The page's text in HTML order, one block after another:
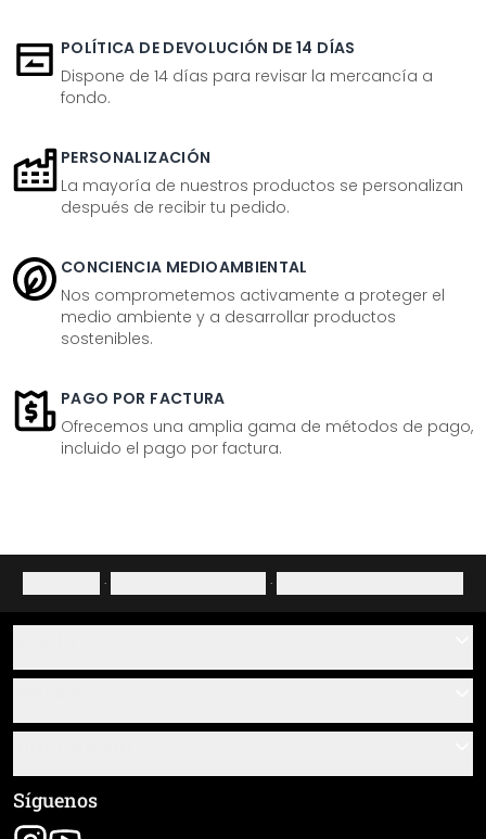
POLÍTICA DE DEVOLUCIÓN DE 14 DÍAS
Dispone de 14 días para revisar la mercancía a
fondo.
PERSONALIZACIÓN
La mayoría de nuestros productos se personalizan
después de recibir tu pedido.
CONCIENCIA MEDIOAMBIENTAL
Nos comprometemos activamente a proteger el
medio ambiente y a desarrollar productos
sostenibles.
PAGO POR FACTURA
Ofrecemos una amplia gama de métodos de pago,
incluido el pago por factura.
· ·
Sobre nosotros
Resumen de materiales
Seguimiento de envío
Términos y condiciones generales (CGC)
Aviso legal
Síguenos